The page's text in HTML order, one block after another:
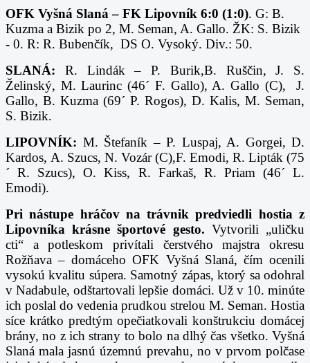
OFK Vyšná Slaná – FK Lipovník 6:0 (1:0). G: B.
Kuzma a Bizik po 2, M. Seman, A. Gallo. ŽK: S. Bizik
- 0. R: R. Bubenčík, DS O. Vysoký. Div.: 50.
SLANÁ: R. Lindák – P. Burik,B. Ruščin, J. S.
Želinský, M. Laurinc (46´ F. Gallo), A. Gallo (C),
J.
Gallo, B. Kuzma (69´ P. Rogos), D. Kalis, M. Seman,
S. Bizik.
LIPOVNÍK: M. Štefaník – P. Luspaj, A. Gorgei, D.
Kardos, A. Szucs, N. Vozár (C),F. Emodi, R. Lipták (75
´ R. Szucs), O. Kiss, R. Farkaš, R. Priam (46´ L.
Emodi).
Pri nástupe hráčov na trávnik predviedli hostia z
Lipovníka krásne športové gesto. Vytvorili „uličku
cti“ a potleskom privítali čerstvého majstra okresu
Rožňava – domáceho OFK Vyšná Slaná, čím ocenili
vysokú kvalitu súpera. Samotný zápas, ktorý sa odohral
v Nadabule, odštartovali lepšie domáci. Už v 10. minúte
ich poslal do vedenia prudkou strelou M. Seman. Hostia
síce krátko predtým opečiatkovali konštrukciu domácej
brány, no z ich strany to bolo na dlhý čas všetko. Vyšná
Slaná mala jasnú územnú prevahu, no v prvom polčase